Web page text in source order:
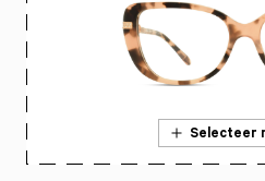
Selecteer